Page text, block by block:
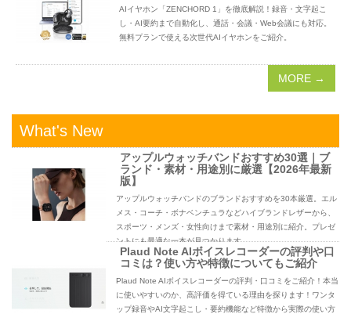
AIイヤホン「ZENCHORD 1」を徹底解説！録音・文字起こ
し・AI要約まで自動化し、通話・会議・Web会議にも対応。
無料プランで使える次世代AIイヤホンをご紹介。
MORE →
What's New
アップルウォッチバンドおすすめ30選｜ブ
ランド・素材・用途別に厳選【2026年最新
版】
アップルウォッチバンドのブランドおすすめを30本厳選。エル
メス・コーチ・ボナベンチュラなどハイブランドレザーから、
スポーツ・メンズ・女性向けまで素材・用途別に紹介。プレゼ
ントにも最適な一本が見つかります。
Plaud Note AIボイスレコーダーの評判や口
コミは？使い方や特徴についてもご紹介
Plaud Note AIボイスレコーダーの評判・口コミをご紹介！本当
に使いやすいのか、高評価を得ている理由を探ります！ワンタ
ップ録音やAI文字起こし・要約機能など特徴から実際の使い方